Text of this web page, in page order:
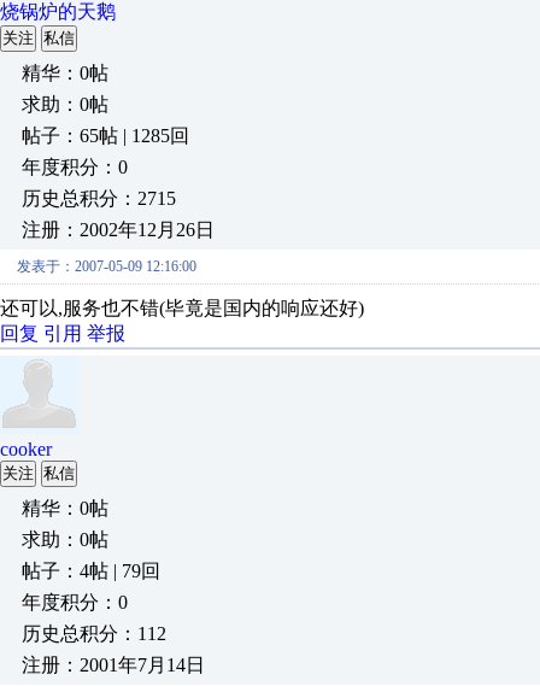
烧锅炉的天鹅
关注 私信
精华：0帖
求助：0帖
帖子：65帖 | 1285回
年度积分：0
历史总积分：2715
注册：2002年12月26日
发表于：2007-05-09 12:16:00
还可以,服务也不错(毕竟是国内的响应还好)
回复 引用 举报
cooker
关注 私信
精华：0帖
求助：0帖
帖子：4帖 | 79回
年度积分：0
历史总积分：112
注册：2001年7月14日